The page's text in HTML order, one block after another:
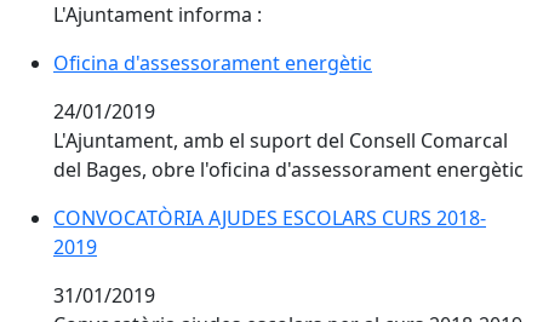
L'Ajuntament informa :
Oficina d'assessorament energètic
Oficina d'assessorament energètic
24/01/2019
L'Ajuntament, amb el suport del Consell Comarcal
del Bages, obre l'oficina d'assessorament energètic
CONVOCATÒRIA AJUDES ESCOLARS CURS 2018-
2019
31/01/2019